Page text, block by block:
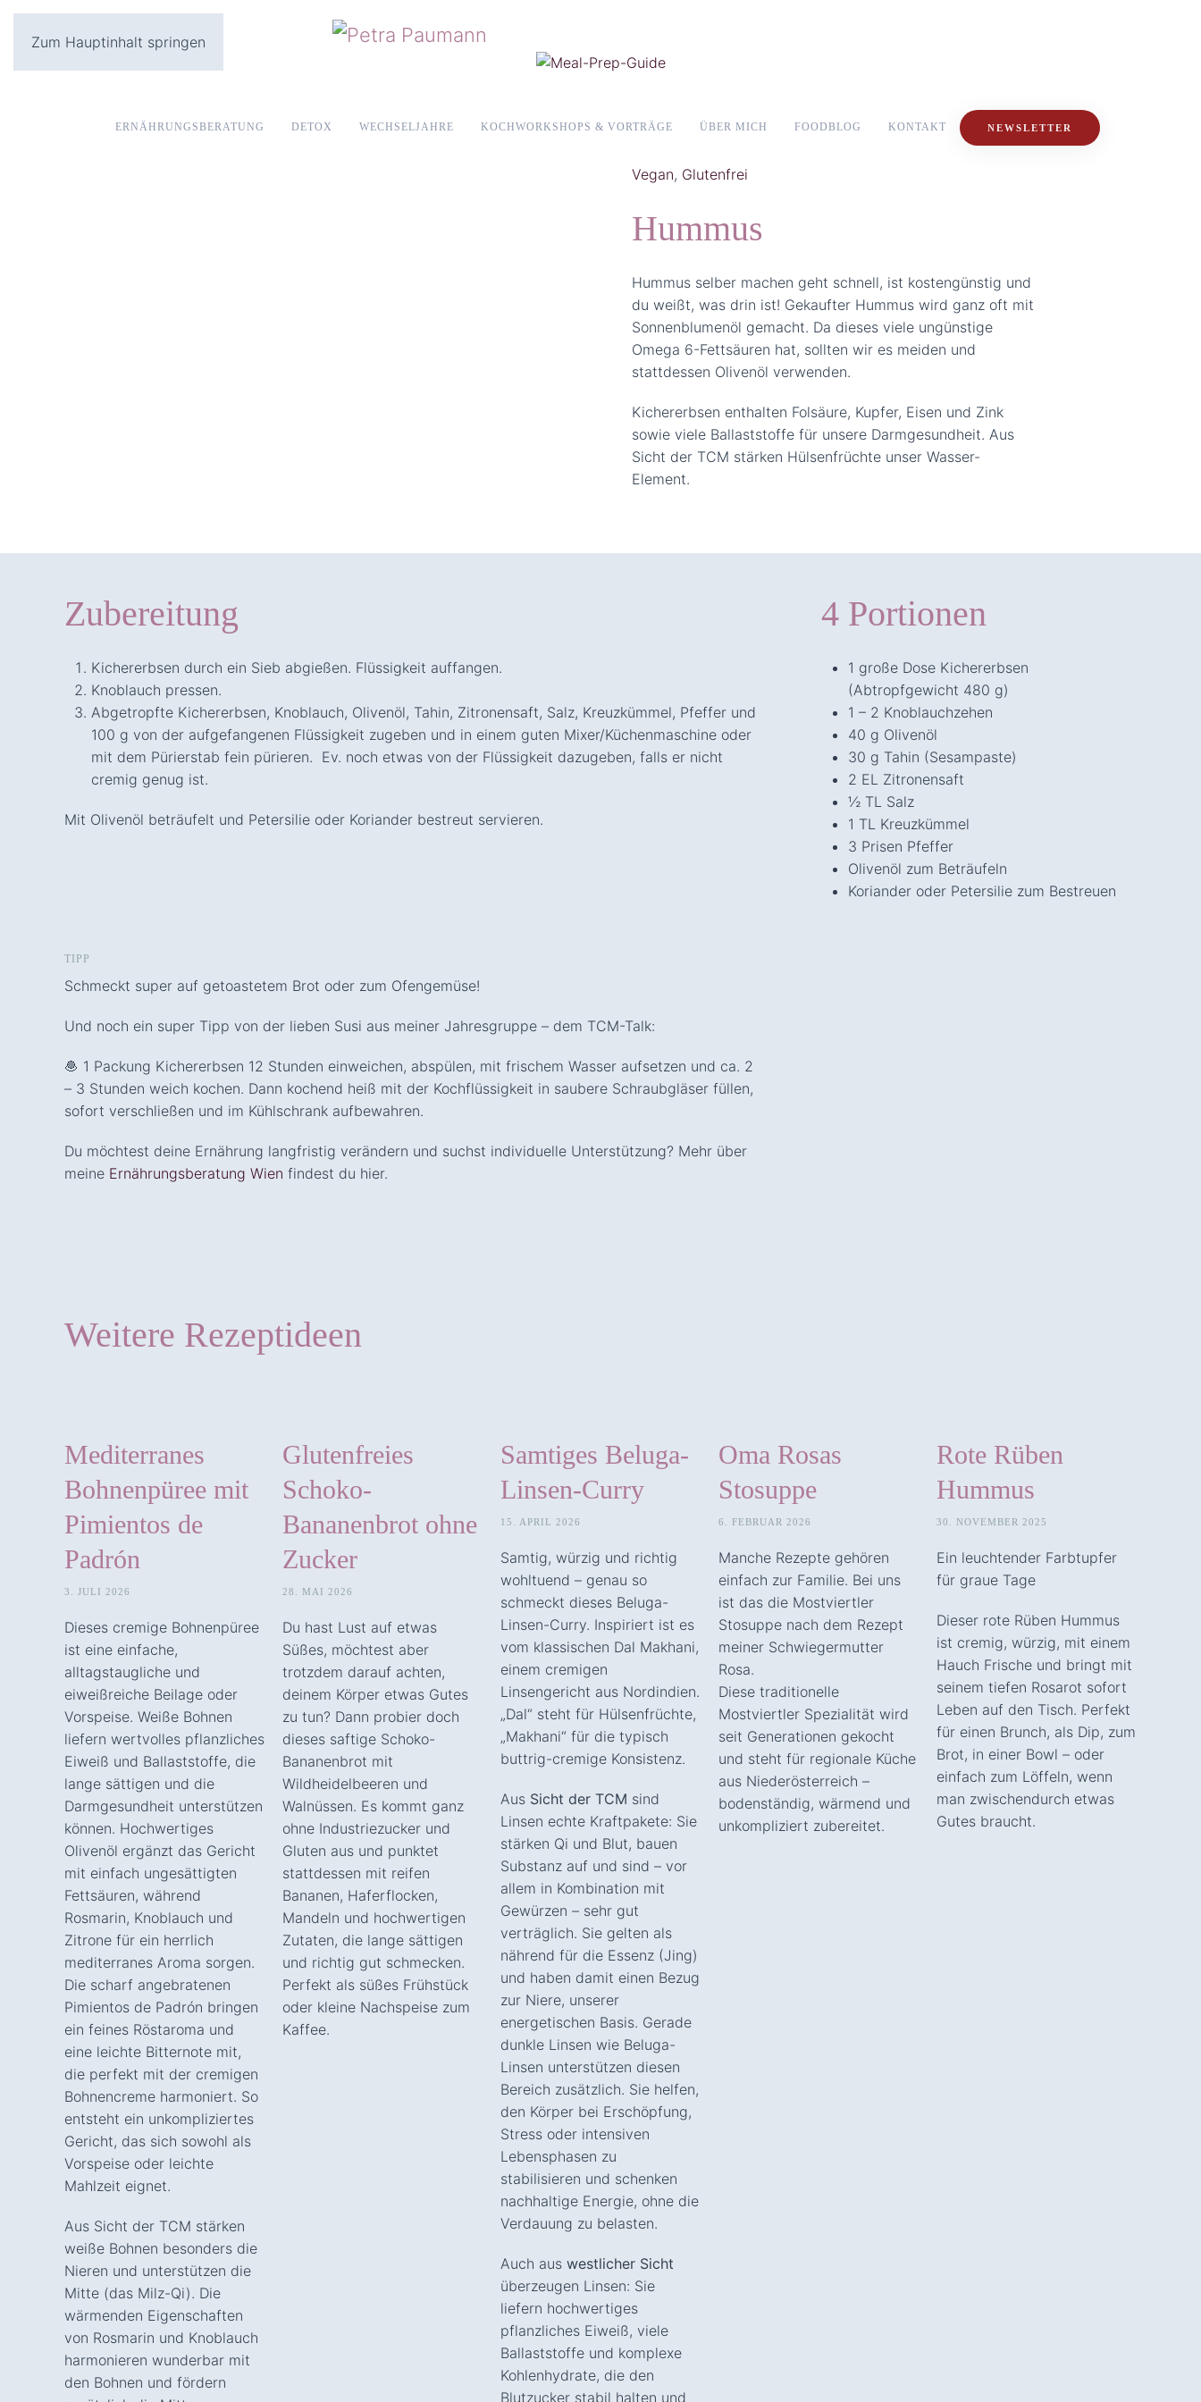
Zum Hauptinhalt springen
ERNÄHRUNGSBERATUNG DETOX WECHSELJAHRE KOCHWORKSHOPS & VORTRÄGE ÜBER MICH FOODBLOG KONTAKT NEWSLETTER
Vegan, Glutenfrei
Hummus
Hummus selber machen geht schnell, ist kostengünstig und
du weißt, was drin ist! Gekaufter Hummus wird ganz oft mit
Sonnenblumenöl gemacht. Da dieses viele ungünstige
Omega 6-Fettsäuren hat, sollten wir es meiden und
stattdessen Olivenöl verwenden.
Kichererbsen enthalten Folsäure, Kupfer, Eisen und Zink
sowie viele Ballaststoffe für unsere Darmgesundheit. Aus
Sicht der TCM stärken Hülsenfrüchte unser Wasser-
Element.
4 Portionen
1 große Dose Kichererbsen
(Abtropfgewicht 480 g)
1 – 2 Knoblauchzehen
40 g Olivenöl
30 g Tahin (Sesampaste)
2 EL Zitronensaft
½ TL Salz
1 TL Kreuzkümmel
3 Prisen Pfeffer
Olivenöl zum Beträufeln
Koriander oder Petersilie zum Bestreuen
Zubereitung
Kichererbsen durch ein Sieb abgießen. Flüssigkeit auffangen.
Knoblauch pressen.
Abgetropfte Kichererbsen, Knoblauch, Olivenöl, Tahin, Zitronensaft, Salz, Kreuzkümmel, Pfeffer und
100 g von der aufgefangenen Flüssigkeit zugeben und in einem guten Mixer/Küchenmaschine oder
mit dem Pürierstab fein pürieren. Ev. noch etwas von der Flüssigkeit dazugeben, falls er nicht
cremig genug ist.
Mit Olivenöl beträufelt und Petersilie oder Koriander bestreut servieren.
TIPP
Schmeckt super auf getoastetem Brot oder zum Ofengemüse!
Und noch ein super Tipp von der lieben Susi aus meiner Jahresgruppe – dem TCM-Talk:
🧆 1 Packung Kichererbsen 12 Stunden einweichen, abspülen, mit frischem Wasser aufsetzen und ca. 2
– 3 Stunden weich kochen. Dann kochend heiß mit der Kochflüssigkeit in saubere Schraubgläser füllen,
sofort verschließen und im Kühlschrank aufbewahren.
Du möchtest deine Ernährung langfristig verändern und suchst individuelle Unterstützung? Mehr über
meine Ernährungsberatung Wien findest du hier.
Weitere Rezeptideen
Mediterranes
Bohnenpüree mit
Pimientos de
Padrón
3. JULI 2026
Dieses cremige Bohnenpüree
ist eine einfache,
alltagstaugliche und
eiweißreiche Beilage oder
Vorspeise. Weiße Bohnen
liefern wertvolles pflanzliches
Eiweiß und Ballaststoffe, die
lange sättigen und die
Darmgesundheit unterstützen
können. Hochwertiges
Olivenöl ergänzt das Gericht
mit einfach ungesättigten
Fettsäuren, während
Rosmarin, Knoblauch und
Zitrone für ein herrlich
mediterranes Aroma sorgen.
Die scharf angebratenen
Pimientos de Padrón bringen
ein feines Röstaroma und
eine leichte Bitternote mit,
die perfekt mit der cremigen
Bohnencreme harmoniert. So
entsteht ein unkompliziertes
Gericht, das sich sowohl als
Vorspeise oder leichte
Mahlzeit eignet.
Aus Sicht der TCM stärken
weiße Bohnen besonders die
Nieren und unterstützen die
Mitte (das Milz-Qi). Die
wärmenden Eigenschaften
von Rosmarin und Knoblauch
harmonieren wunderbar mit
den Bohnen und fördern
Glutenfreies
Schoko-
Bananenbrot ohne
Zucker
28. MAI 2026
Du hast Lust auf etwas
Süßes, möchtest aber
trotzdem darauf achten,
deinem Körper etwas Gutes
zu tun? Dann probier doch
dieses saftige Schoko-
Bananenbrot mit
Wildheidelbeeren und
Walnüssen. Es kommt ganz
ohne Industriezucker und
Gluten aus und punktet
stattdessen mit reifen
Bananen, Haferflocken,
Mandeln und hochwertigen
Zutaten, die lange sättigen
und richtig gut schmecken.
Perfekt als süßes Frühstück
oder kleine Nachspeise zum
Kaffee.
Samtiges Beluga-
Linsen-Curry
15. APRIL 2026
Samtig, würzig und richtig
wohltuend – genau so
schmeckt dieses Beluga-
Linsen-Curry. Inspiriert ist es
vom klassischen Dal Makhani,
einem cremigen
Linsengericht aus Nordindien.
„Dal“ steht für Hülsenfrüchte,
„Makhani“ für die typisch
buttrig-cremige Konsistenz.
Aus Sicht der TCM sind
Linsen echte Kraftpakete: Sie
stärken Qi und Blut, bauen
Substanz auf und sind – vor
allem in Kombination mit
Gewürzen – sehr gut
verträglich. Sie gelten als
nährend für die Essenz (Jing)
und haben damit einen Bezug
zur Niere, unserer
energetischen Basis. Gerade
dunkle Linsen wie Beluga-
Linsen unterstützen diesen
Bereich zusätzlich. Sie helfen,
den Körper bei Erschöpfung,
Stress oder intensiven
Lebensphasen zu
stabilisieren und schenken
nachhaltige Energie, ohne die
Verdauung zu belasten.
Auch aus westlicher Sicht
überzeugen Linsen: Sie
liefern hochwertiges
pflanzliches Eiweiß, viele
Ballaststoffe und komplexe
Kohlenhydrate, die den
Blutzucker stabil halten und
Oma Rosas
Stosuppe
6. FEBRUAR 2026
Manche Rezepte gehören
einfach zur Familie. Bei uns
ist das die Mostviertler
Stosuppe nach dem Rezept
meiner Schwiegermutter
Rosa.
Diese traditionelle
Mostviertler Spezialität wird
seit Generationen gekocht
und steht für regionale Küche
aus Niederösterreich –
bodenständig, wärmend und
unkompliziert zubereitet.
Rote Rüben
Hummus
30. NOVEMBER 2025
Ein leuchtender Farbtupfer
für graue Tage
Dieser rote Rüben Hummus
ist cremig, würzig, mit einem
Hauch Frische und bringt mit
seinem tiefen Rosarot sofort
Leben auf den Tisch. Perfekt
für einen Brunch, als Dip, zum
Brot, in einer Bowl – oder
einfach zum Löffeln, wenn
man zwischendurch etwas
Gutes braucht.